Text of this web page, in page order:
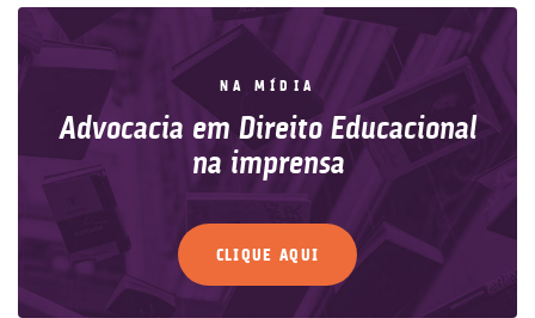
NA MÍDIA
Advocacia em Direito Educacional
na imprensa
CLIQUE AQUI